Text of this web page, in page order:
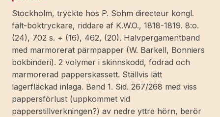
Stockholm, tryckte hos P. Sohm directeur kongl.
fält-boktryckare, riddare af K.W.O., 1818-1819. 8:o.
(24), 702 s. + (16), 462, (20). Halvpergamentband
med marmorerat pärmpapper (W. Barkell, Bonniers
bokbinderi). 2 volymer i skinnskodd, fodrad och
marmorerad papperskassett. Ställvis lätt
lagerfläckad inlaga. Band 1. Sid. 267/268 med viss
pappersförlust (uppkommet vid
papperstillverkningen?) av nedre yttre hörn, berör